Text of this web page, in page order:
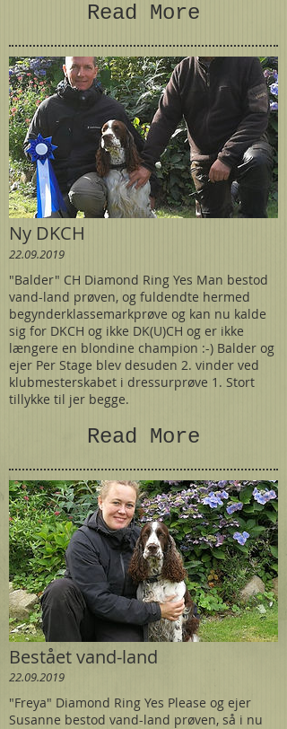
Read More
Ny DKCH
22.09.2019
"Balder" CH Diamond Ring Yes Man bestod
vand-land prøven, og fuldendte hermed
begynderklassemarkprøve og kan nu kalde
sig for DKCH og ikke DK(U)CH og er ikke
længere en blondine champion :-) Balder og
ejer Per Stage blev desuden 2. vinder ved
klubmesterskabet i dressurprøve 1. Stort
tillykke til jer begge.
Read More
Bestået vand-land
22.09.2019
"Freya" Diamond Ring Yes Please og ejer
Susanne bestod vand-land prøven, så i nu